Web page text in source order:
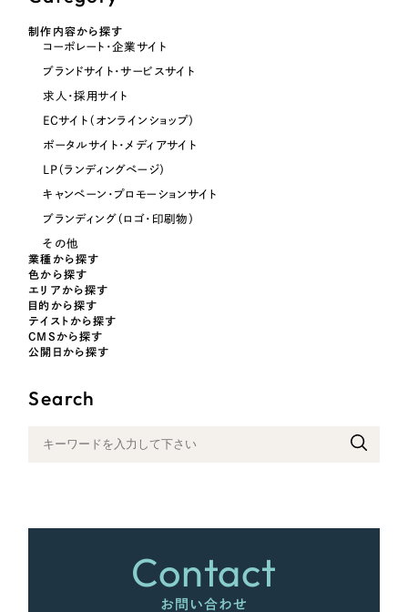
オレンジ・橙色
イエロー・黄色
グリーン・緑色
ブルー・青色
パープル・紫色
ピンク・桃色
カラフル・多色
その他
制作内容から探す
コーポレート・企業サイト
ブランドサイト・サービスサイト
求人・採用サイト
ECサイト（オンラインショップ）
ポータルサイト・メディアサイト
LP（ランディングページ）
キャンペーン・プロモーションサイト
ブランディング（ロゴ・印刷物）
その他
業種から探す
色から探す
エリアから探す
目的から探す
テイストから探す
CMSから探す
公開日から探す
Search
Contact
お問い合わせ